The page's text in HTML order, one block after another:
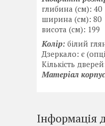
глибина (см): 40
ширина (см): 80
висота (см): 199
Колір: білий
Дзеркало: є
Кількість
Матеріал
Інформація